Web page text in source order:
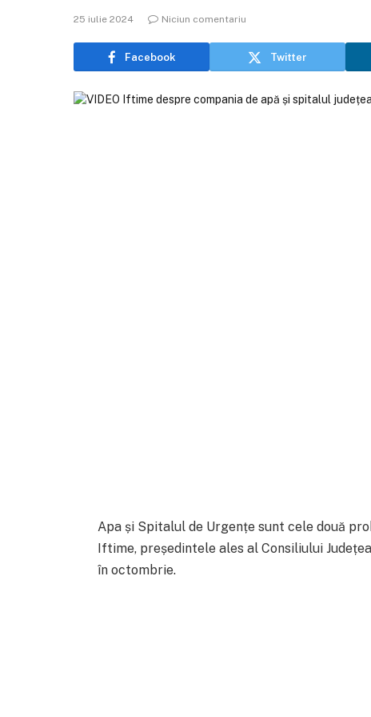
25 iulie 2024 Niciun comentariu
Facebook Twitter
Apa și Spitalul de Urgențe sunt cele două
Iftime, președintele ales al Consiliului
în octombrie.